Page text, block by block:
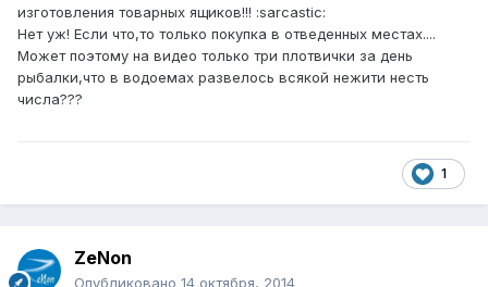
изготовления товарных ящиков!!! :sarcastic:
Нет уж! Если что,то только покупка в отведенных местах....
Может поэтому на видео только три плотвички за день
рыбалки,что в водоемах развелось всякой нежити несть
числа???
1
ZeNon
Опубликовано 14 октября, 2014